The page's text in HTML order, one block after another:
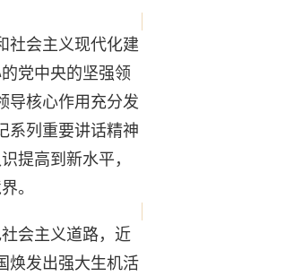
会主义现代化建
党中央的坚强领
导核心作用充分发
系列重要讲话精神
提高到新水平，
。
会主义道路，近
焕发出强大生机活